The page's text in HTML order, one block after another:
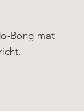
Bong mat